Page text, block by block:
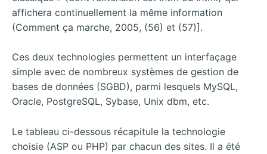
affichera continuellement la même information
(Comment ça marche, 2005, (56) et (57)].
Ces deux technologies permettent un interfaçage
simple avec de nombreux systèmes de gestion de
bases de données (SGBD), parmi lesquels MySQL,
Oracle, PostgreSQL, Sybase, Unix dbm, etc.
Le tableau ci-dessous récapitule la technologie
choisie (ASP ou PHP) par chacun des sites. Il a été